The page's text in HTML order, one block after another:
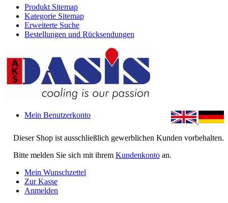
Produkt Sitemap
Kategorie Sitemap
Erweiterte Suche
Bestellungen und Rücksendungen
Dieser Shop ist ausschließlich gewerblichen Kunden vorbehalten.
Bitte melden Sie sich mit ihrem Kundenkonto an.
Mein Benutzerkonto
Mein Wunschzettel
Zur Kasse
Anmelden